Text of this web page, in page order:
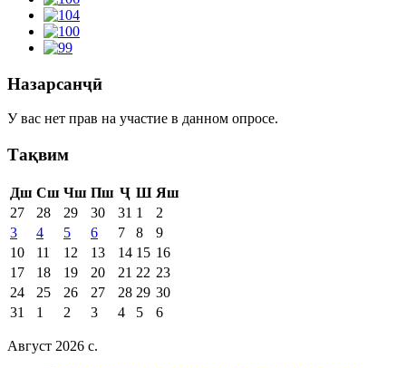
Назарсанҷӣ
У вас нет прав на участие в данном опросе.
Тақвим
Дш Сш Чш Пш Ҷ Ш Яш
27
28 29 30 31 1
2
3
4 5 6 7 8
9
10
11 12 13 14 15 16
17
18 19 20 21 22 23
24
25 26 27 28 29 30
31
1 2 3 4 5 6
Август 2026 c.